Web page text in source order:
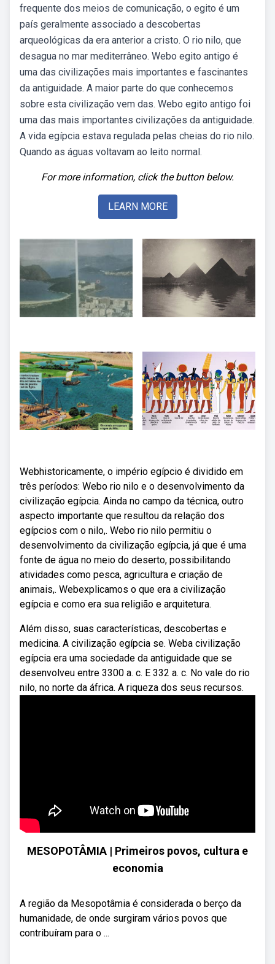
frequente dos meios de comunicação, o egito é um
país geralmente associado a descobertas
arqueológicas da era anterior a cristo. O rio nilo, que
desagua no mar mediterrâneo. Webo egito antigo é
uma das civilizações mais importantes e fascinantes
da antiguidade. A maior parte do que conhecemos
sobre esta civilização vem das. Webo egito antigo foi
uma das mais importantes civilizações da antiguidade.
A vida egípcia estava regulada pelas cheias do rio nilo.
Quando as águas voltavam ao leito normal.
For more information, click the button below.
LEARN MORE
Webhistoricamente, o império egípcio é dividido em
três períodos: Webo rio nilo e o desenvolvimento da
civilização egípcia. Ainda no campo da técnica, outro
aspecto importante que resultou da relação dos
egípcios com o nilo,. Webo rio nilo permitiu o
desenvolvimento da civilização egípcia, já que é uma
fonte de água no meio do deserto, possibilitando
atividades como pesca, agricultura e criação de
animais,. Webexplicamos o que era a civilização
egípcia e como era sua religião e arquitetura.
Além disso, suas características, descobertas e
medicina. A civilização egípcia se. Weba civilização
egípcia era uma sociedade da antiguidade que se
desenvolveu entre 3300 a. c. E 332 a. c. No vale do rio
nilo, no norte da áfrica. A riqueza dos seus recursos.
MESOPOTÂMIA | Primeiros povos, cultura e
economia
A região da Mesopotâmia é considerada o berço da
humanidade, de onde surgiram vários povos que
contribuíram para o ...